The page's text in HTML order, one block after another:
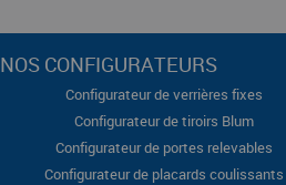
NOS CONFIGURATEURS
Configurateur de verrières fixes
Configurateur de tiroirs Blum
Configurateur de portes relevables
Configurateur de placards coulissants